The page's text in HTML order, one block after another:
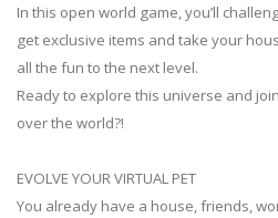
In this open world game, you’ll
get exclusive items and take your
all the fun to the next level.
Ready to explore this universe and
over the world?!
EVOLVE YOUR VIRTUAL PET
You already have a house, friends,